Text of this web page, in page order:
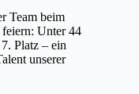
Team beim
Unter 44
Platz – ein
unserer